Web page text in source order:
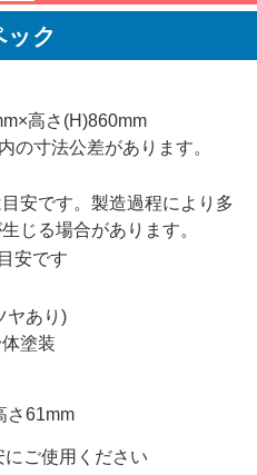
ック
高さ(H)860mm
の寸法公差があります。
安です。製造過程により多
じる場合があります。
安です
ヤあり)
塗装
さ61mm
にご使用ください